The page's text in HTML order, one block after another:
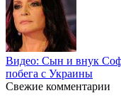
Видео: Сын и внук
побега с Украины
Свежие комментарии